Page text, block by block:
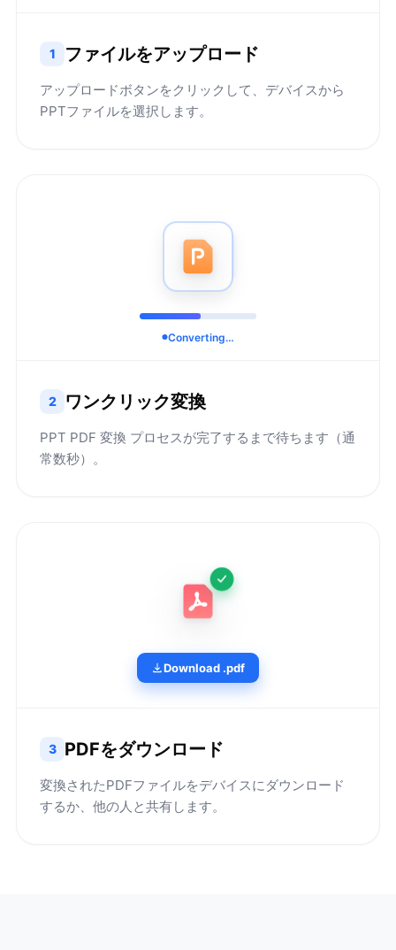
1 ファイルをアップロード
アップロードボタンをクリックして、デバイスから
PPTファイルを選択します。
Converting…
2 ワンクリック変換
PPT PDF 変換 プロセスが完了するまで待ちます（通
常数秒）。
Download .pdf
3 PDFをダウンロード
変換されたPDFファイルをデバイスにダウンロード
するか、他の人と共有します。